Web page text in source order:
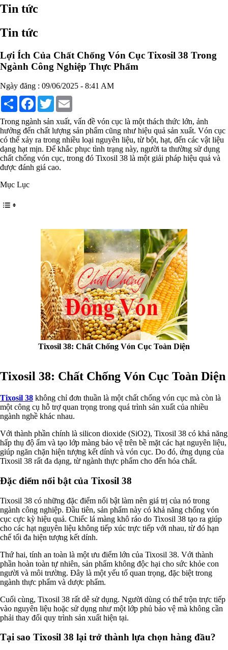
Chất phụ gia nước giải khát
Chất phụ gia xúc xích
Chất phụ gia nước mắm
Chất phụ gia thạch rau câu
Chất phụ gia đậu hũ
HÓA CHẤT TẨY RỬA
Tẩy rửa công nghiệp
Tẩy rửa sinh hoạt
Tẩy rửa ô tô xe máy
Tẩy cáu cặn đường ống
Tẩy rửa khác
HÓA CHẤT THỦY SẢN
Hấp thụ khí độc Yucca
HÓA CHẤT XỬ LÝ NƯỚC
Xử lý nước hồ bơi
Xử lý nước sinh hoạt
Xử lý nước thải
Xử lý nước giếng khoan
Xử lý nước khác
DUNG MÔI CÔNG NGHIỆP
Pha sơn nước
Pha sơn epoxy
Pha sơn dầu
Pha sơn tĩnh điện
Dung môi khác
HƯƠNG LIỆU TINH DẦU
Axit
Hóa chất khác
Muối
Kim loại màu
Oxit kim loại
Hóa chất thí nghiệm
Thiết bị phòng thí nghiệm
HÓA CHẤT NÔNG NGHIỆP
Nguyên liệu phân bón
Nguyên liệu chăn nuôi
Chống thấm sika
Silicone Dow Corning
Silicone KCC
Silicone Apollo
Silicone Kingbond
Keo Silicone
Hóa chất khác
Giới Thiệu
Đối tác
Tin tức
VMC GROUP
Ngành Hóa Chất
Ngành Thực Phẩm
Tin tức
Tin tức
Lợi Ích Của Chất Chống Vón Cục Tixosil 38 Trong
Ngành Công Nghiệp Thực Phẩm
Ngày đăng : 09/06/2025 - 8:41 AM
Share Facebook
Twitter
Trong ngành sản xuất, vấn đề vón cục là một thách thức lớn, ảnh
hưởng đến chất lượng sản phẩm cũng như hiệu quả sản xuất. Vón cục
có thể xảy ra trong nhiều loại nguyên liệu, từ bột, hạt, đến các vật liệu
dạng hạt mịn. Để khắc phục tình trạng này, người ta thường sử dụng
chất chống vón cục, trong đó Tixosil 38 là một giải pháp hiệu quả và
được đánh giá cao.
Mục Lục
Tixosil 38: Chất Chống Vón Cục Toàn Diện
Tixosil 38: Chất Chống Vón Cục Toàn Diện
Tixosil 38 không chỉ đơn thuần là một chất chống vón cục mà còn là
một công cụ hỗ trợ quan trọng trong quá trình sản xuất của nhiều
ngành nghề khác nhau.
Với thành phần chính là silicon dioxide (SiO2), Tixosil 38 có khả năng
hấp thụ độ ẩm và tạo lớp màng bảo vệ trên bề mặt các hạt nguyên liệu,
giúp ngăn chặn hiện tượng kết dính và vón cục. Do đó, ứng dụng của
Tixosil 38 rất đa dạng, từ ngành thực phẩm cho đến hóa chất.
Đặc điểm nổi bật của Tixosil 38
Tixosil 38 có những đặc điểm nổi bật làm nên giá trị của nó trong
ngành công nghiệp. Đầu tiên, sản phẩm này có khả năng chống vón
cục cực kỳ hiệu quả. Chiếc lá màng khô ráo do Tixosil 38 tạo ra giúp
cho các hạt nguyên liệu không tiếp xúc trực tiếp với nhau, từ đó hạn
chế tối đa hiện tượng kết dính.
Thứ hai, tính an toàn là một ưu điểm lớn của Tixosil 38. Với thành
phần hoàn toàn tự nhiên, sản phẩm không độc hại cho sức khỏe con
người và môi trường. Đây là một yếu tố quan trọng, đặc biệt trong
ngành thực phẩm và dược phẩm.
Cuối cùng, Tixosil 38 rất dễ sử dụng. Người dùng có thể trộn trực tiếp
vào nguyên liệu hoặc sử dụng như một lớp phủ bảo vệ mà không cần
phải thay đổi quy trình sản xuất hiện tại.
Tại sao Tixosil 38 lại trở thành lựa chọn hàng đầu?